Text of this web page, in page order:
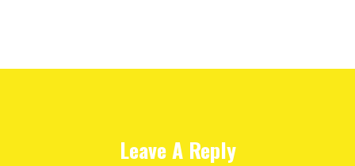
Leave A Reply